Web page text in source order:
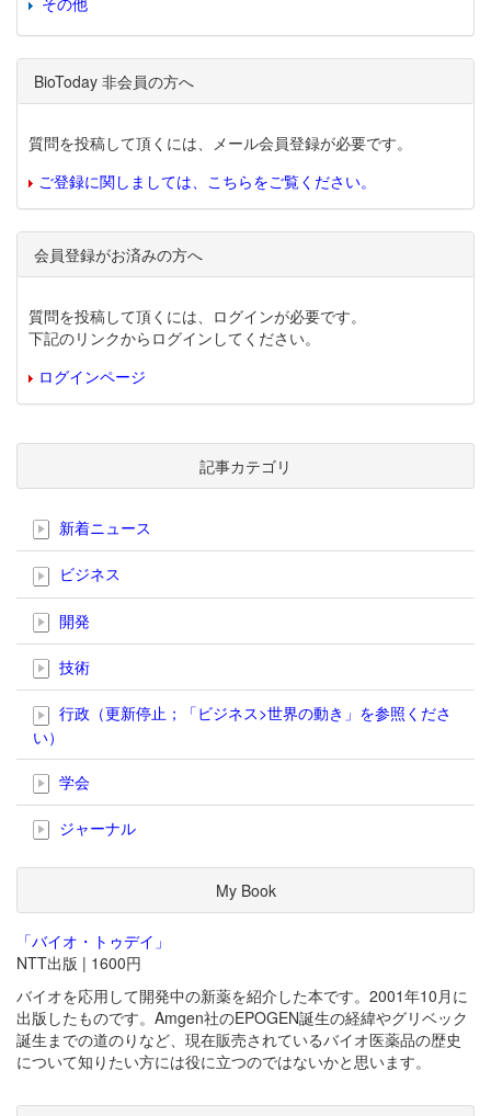
BioToday 非会員の方へ
質問を投稿して頂くには、メール会員登録が必要です。
ご登録に関しましては、こちらをご覧ください。
会員登録がお済みの方へ
質問を投稿して頂くには、ログインが必要です。
下記のリンクからログインしてください。
ログインページ
記事カテゴリ
新着ニュース
ビジネス
開発
技術
行政（更新停止；「ビジネス>世界の動き」を参照くださ
い）
学会
ジャーナル
My Book
「バイオ・トゥデイ」
NTT出版 | 1600円
バイオを応用して開発中の新薬を紹介した本です。2001年10月に
出版したものです。Amgen社のEPOGEN誕生の経緯やグリベック
誕生までの道のりなど、現在販売されているバイオ医薬品の歴史
について知りたい方には役に立つのではないかと思います。